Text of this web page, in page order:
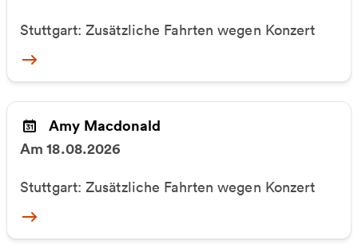
Stuttgart: Zusätzliche Fahrten wegen Konzert
More
Amy Macdonald
Am 18.08.2026
Stuttgart: Zusätzliche Fahrten wegen Konzert
More